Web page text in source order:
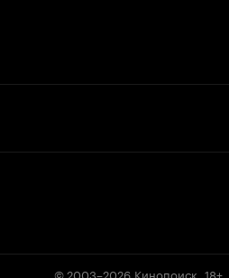
© 2003–2026 Кинопоиск 18+